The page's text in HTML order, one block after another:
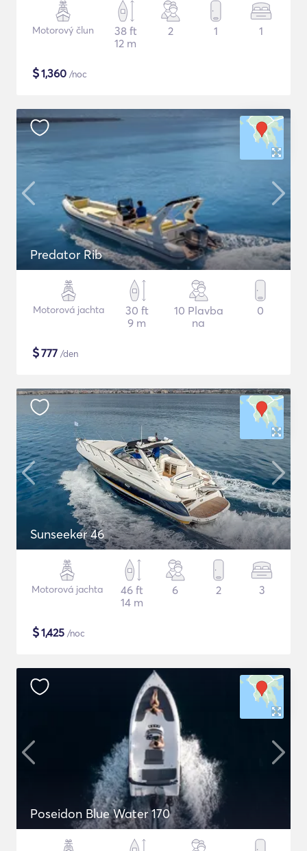
Motorový člun
38 ft
12 m
2 1 1
$1,360 /noc
Predator Rib
Motorová jachta
30 ft
9 m
10 Plavba
na
0
$777 /den
Sunseeker 46
Motorová jachta
46 ft
14 m
6 2 3
$1,425 /noc
Poseidon Blue Water 170